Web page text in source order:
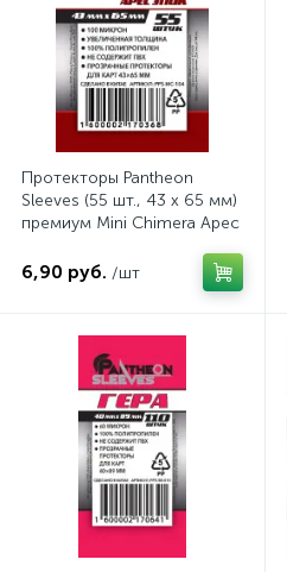
Протекторы Pantheon
Sleeves (55 шт., 43 x 65 мм)
премиум Mini Chimera Арес
6,90 руб. /шт